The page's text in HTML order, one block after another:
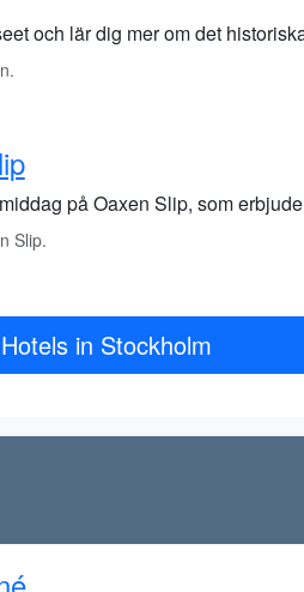
och lär dig mer om det
på Oaxen Slip, som
Slip.
in Stockholm